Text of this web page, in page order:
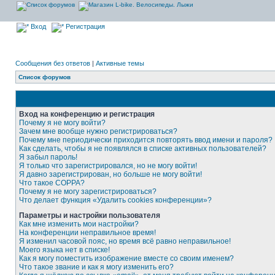
Вход Регистрация
Сообщения без ответов | Активные темы
Список форумов
Вход на конференцию и регистрация
Почему я не могу войти?
Зачем мне вообще нужно регистрироваться?
Почему мне периодически приходится повторять ввод имени и пароля?
Как сделать, чтобы я не появлялся в списке активных пользователей?
Я забыл пароль!
Я только что зарегистрировался, но не могу войти!
Я давно зарегистрирован, но больше не могу войти!
Что такое COPPA?
Почему я не могу зарегистрироваться?
Что делает функция «Удалить cookies конференции»?
Параметры и настройки пользователя
Как мне изменить мои настройки?
На конференции неправильное время!
Я изменил часовой пояс, но время всё равно неправильное!
Моего языка нет в списке!
Как я могу поместить изображение вместе со своим именем?
Что такое звание и как я могу изменить его?